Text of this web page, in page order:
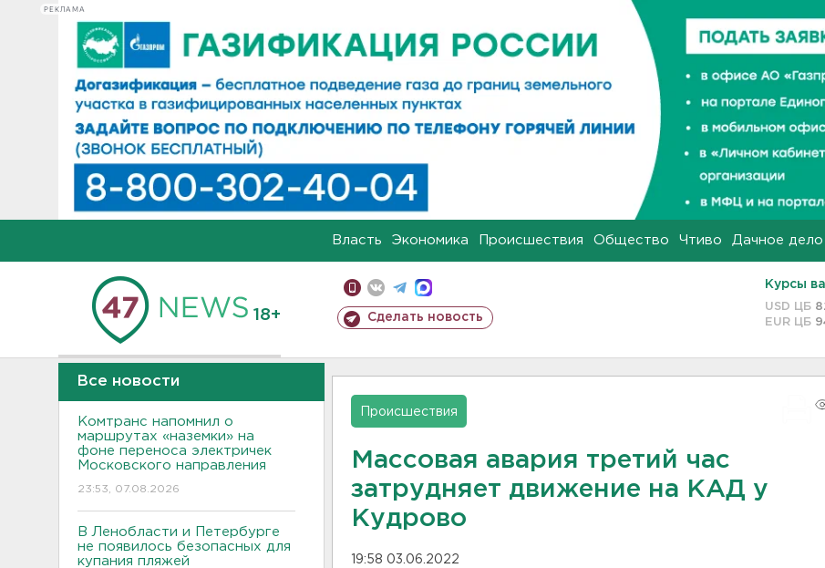
РЕКЛАМА
Власть Экономика Происшествия Общество Чтиво Дачное дело
18+ Сделать новость
Курсы
USD ЦБ
EUR ЦБ
Все новости
Комтранс напомнил о
маршрутах «наземки» на
фоне переноса электричек
Московского направления
23:53, 07.08.2026
В Ленобласти и Петербурге
не появилось безопасных для
купания пляжей
Происшествия
Массовая авария третий час
затрудняет движение на КАД у
Кудрово
19:58 03.06.2022